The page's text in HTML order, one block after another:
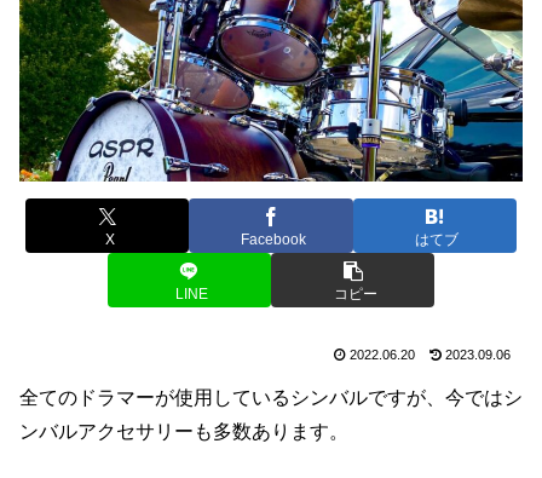
X Facebook はてブ
LINE コピー
2022.06.20 2023.09.06
全てのドラマーが使用しているシンバルですが、今ではシ
ンバルアクセサリーも多数あります。